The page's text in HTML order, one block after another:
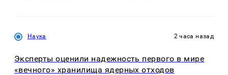
Наука 2 часа назад
Эксперты оценили надежность первого в мире
«вечного» хранилища ядерных отходов